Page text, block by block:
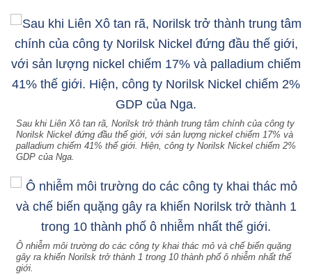
Sau khi Liên Xô tan rã, Norilsk trở thành trung tâm chính của công ty
Norilsk Nickel đứng đầu thế giới, với sản lượng nickel chiếm 17% và
palladium chiếm 41% thế giới. Hiện, công ty Norilsk Nickel chiếm 2%
GDP của Nga.
Ô nhiễm môi trường do các công ty khai thác mỏ và chế biến quặng
gây ra khiến Norilsk trở thành 1 trong 10 thành phố ô nhiễm nhất thế
giới.